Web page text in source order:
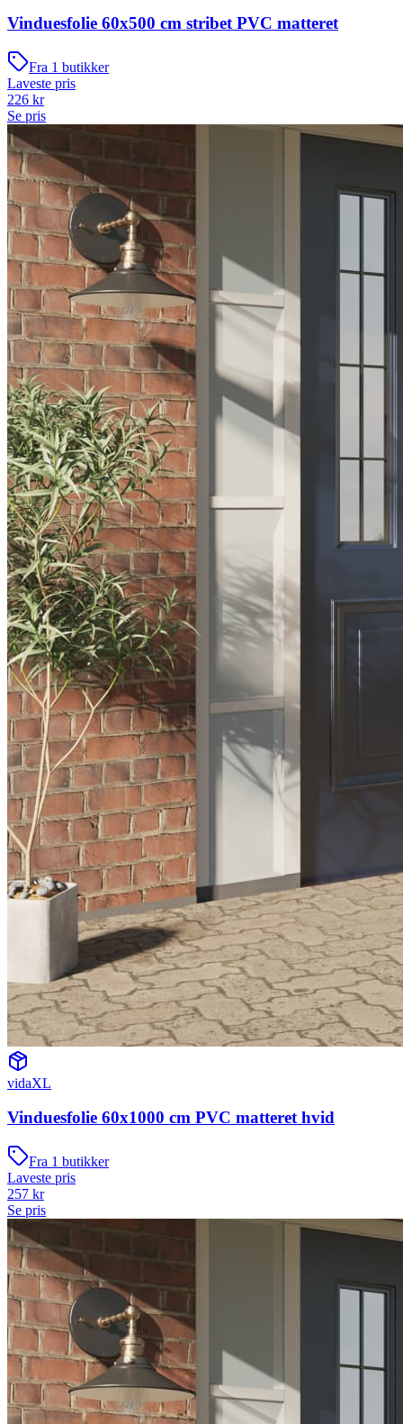
Vinduesfolie 60x500 cm stribet PVC matteret
Fra 1 butikker
Laveste pris
226 kr
Se pris
vidaXL
Vinduesfolie 60x1000 cm PVC matteret hvid
Fra 1 butikker
Laveste pris
257 kr
Se pris